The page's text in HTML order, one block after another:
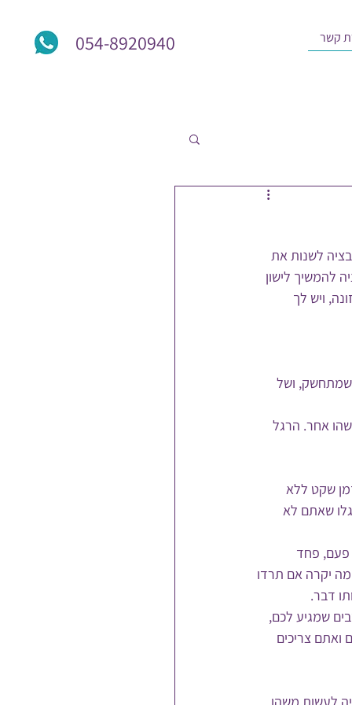
054-8920940 קשר
לשנות את
להמשיך לישון
ויש לך
בשינה עד 7, באכילה של מה שמתחשק, ושל
אחר. הרגל
על הזמן שקט ללא
שאתם לא
פעם, פחד
יקרה אם תרדו
דבר.
שמגיע לכם,
צריכים